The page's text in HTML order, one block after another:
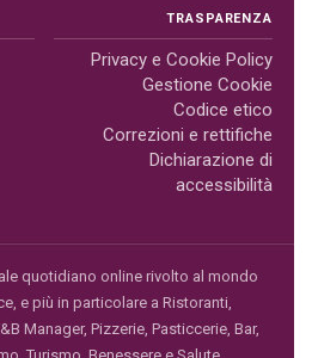
TRASPARENZA
Privacy e Cookie Policy
Gestione Cookie
Codice etico
Correzioni e rettifiche
Dichiarazione di
accessibilità
quotidiano online rivolto al mondo
e più in particolare a Ristoranti,
Manager, Pizzerie, Pasticcerie, Bar,